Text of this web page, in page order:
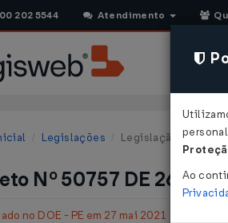
202 5544 Atendimento
Legislações Legislação Estadual
Nº 50757 DE 26/05/
no DOE - PE em 27 mai 2021
Ao